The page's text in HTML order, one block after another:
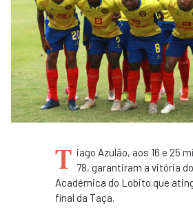
T iago Azulão, aos 16 e 25
78, garantiram a vitória
Académica do Lobito que
final da Taça.